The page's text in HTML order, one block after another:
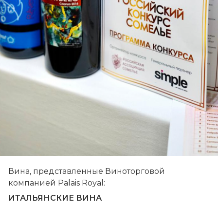
Вина, представленные Виноторговой
компанией Palais Royal:
ИТАЛЬЯНСКИЕ ВИНА